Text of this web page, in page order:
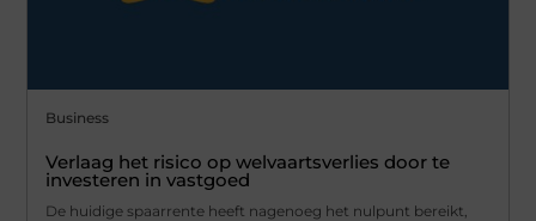
Business
Verlaag het risico op welvaartsverlies door te
investeren in vastgoed
De huidige spaarrente heeft nagenoeg het nulpunt bereikt,